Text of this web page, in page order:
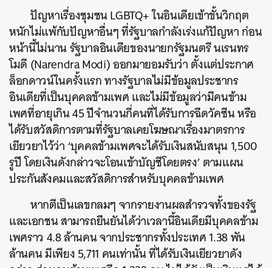
ปัญหาเรื่องชุมชน LGBTQ+ ในอินเดียเข้าขั้นวิกฤต
หนักไม่แพ้กับปัญหาอื่นๆ ที่รัฐบาลกำลังเร่งแก้ปัญหา ก่อน
หน้านี้ไม่นาน รัฐบาลอินเดียของนายกรัฐมนตรี นเรนทร
โมดี (Narendra Modi) ออกมายอมรับว่า ตั้งแต่ประกาศ
ล็อกดาวน์ในครั้งแรก ทางรัฐบาลไม่มีข้อมูลประชากร
อินเดียที่เป็นบุคคลข้ามเพศ และไม่มีข้อมูลว่ามีคนข้าม
เพศที่อายุเกิน 45 ปีจำนวนกี่คนที่ได้รับการฉีดวัคซีน หรือ
ได้รับสวัสดิการตามที่รัฐบาลเคยโฆษณาเรื่องมาตรการ
เยียวยาไว้ว่า ‘บุคคลข้ามเพศจะได้รับเงินสนับสนุน 1,500
รูปี โดยเงินดังกล่าวจะโอนเข้าบัญชีโดยตรง’ ตามแผน
ประกันสังคมและสวัสดิการสำหรับบุคคลข้ามเพศ
หากตีเป็นเลขกลมๆ จากรายงานผลสำรวจทั้งของรัฐ
และเอกชน สามารถยืนยันได้ว่าเวลานี้อินเดียมีบุคคลข้าม
เพศราว 4.8 ล้านคน จากประชากรทั้งประเทศ 1.38 พัน
ล้านคน มีเพียง 5,711 คนเท่านั้น ที่ได้รับเงินเยียวยาดัง